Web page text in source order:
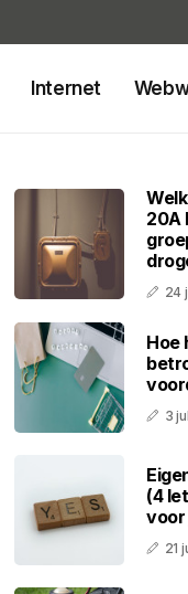
Internet
20A
24
Hoe
3
(4
voor
21